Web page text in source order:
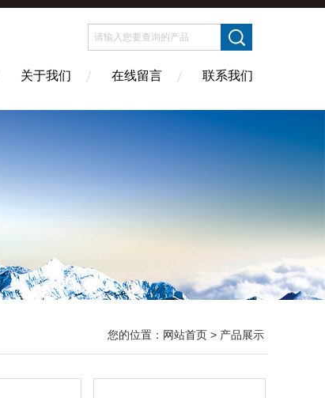
关于我们 在线留言 联系我们
您的位置： 网站首页 > 产品展示